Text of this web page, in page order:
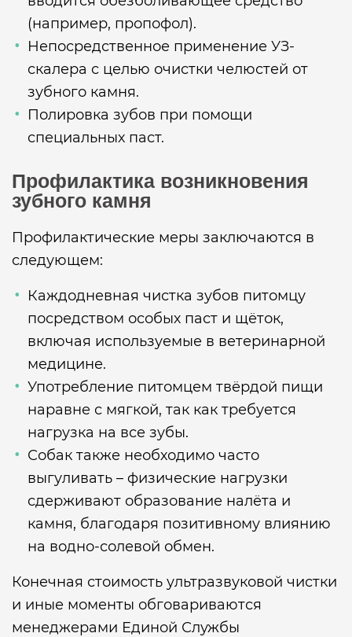
(например, пропофол).
Непосредственное применение УЗ-
скалера с целью очистки челюстей от
зубного камня.
Полировка зубов при помощи
специальных паст.
Профилактика возникновения
зубного камня
Профилактические меры заключаются в
следующем:
Каждодневная чистка зубов питомцу
посредством особых паст и щёток,
включая используемые в ветеринарной
медицине.
Употребление питомцем твёрдой пищи
наравне с мягкой, так как требуется
нагрузка на все зубы.
Собак также необходимо часто
выгуливать – физические нагрузки
сдерживают образование налёта и
камня, благодаря позитивному влиянию
на водно-солевой обмен.
Конечная стоимость ультразвуковой чистки
и иные моменты обговариваются
менеджерами Единой Службы